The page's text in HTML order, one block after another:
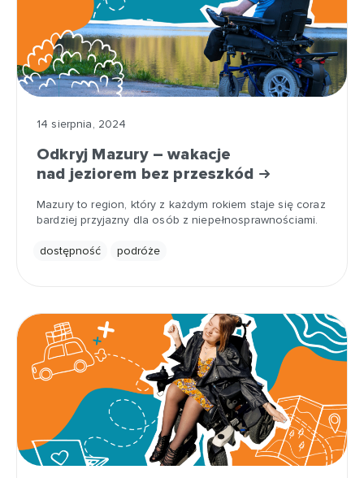
14 sierpnia, 2024
Odkryj Mazury – wakacje
nad jeziorem bez przeszkód
Mazury to region, który z każdym rokiem staje się coraz
bardziej przyjazny dla osób z niepełnosprawnościami.
dostępność podróże